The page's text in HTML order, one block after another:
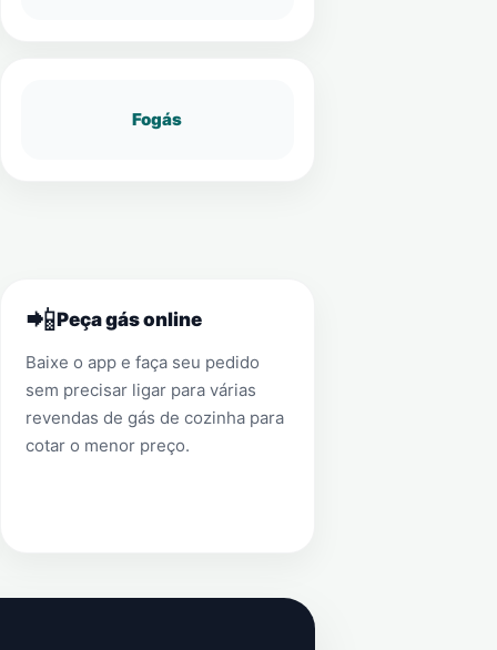
Fogás
📲Peça gás online
Baixe o app e faça seu pedido
sem precisar ligar para várias
revendas de gás de cozinha para
cotar o menor preço.